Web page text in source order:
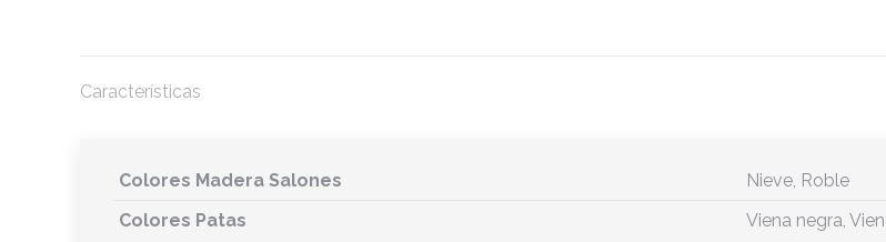
Características
Colores Madera Salones
Nieve, Roble
Colores Patas
Viena negra,